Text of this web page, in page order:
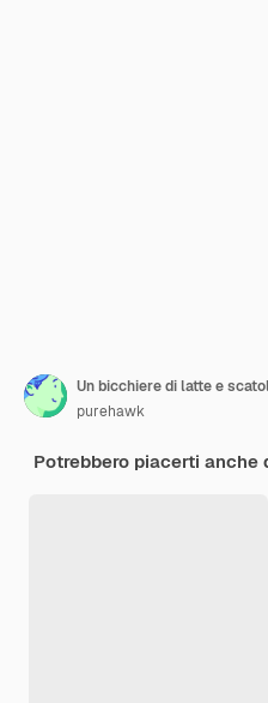
purehawk
Potrebbero piacerti anche